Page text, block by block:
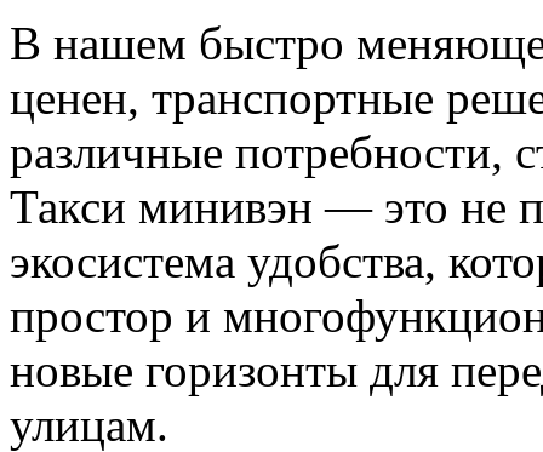
В нашем быстро
ценен, транспортные
различные потребности,
Такси минивэн — это не
экосистема удобства,
простор и
новые горизонты для
улицам.